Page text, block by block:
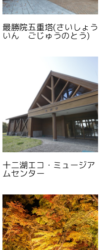
最勝院五重塔(さいしょう
いん ごじゅうのとう)
十二湖エコ・ミュージア
ムセンター